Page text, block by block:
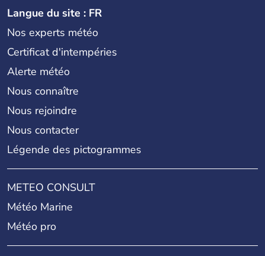
Langue du site : FR
Nos experts météo
Certificat d'intempéries
Alerte météo
Nous connaître
Nous rejoindre
Nous contacter
Légende des pictogrammes
METEO CONSULT
Météo Marine
Météo pro